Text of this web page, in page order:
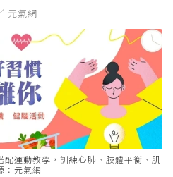
元氣網
運動教學，訓練心肺、肢體平衡、肌
：元氣網